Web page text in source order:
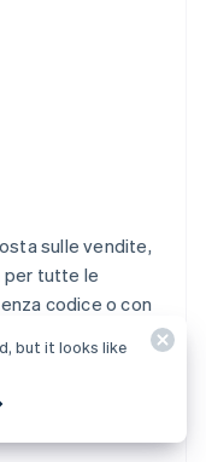
sulle vendite,
per tutte le
codice o con
but it looks like